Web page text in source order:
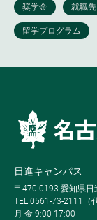
日進キャンパス
〒470-0193 愛知県日
TEL 0561-73-2111（
月-金 9:00-17:00